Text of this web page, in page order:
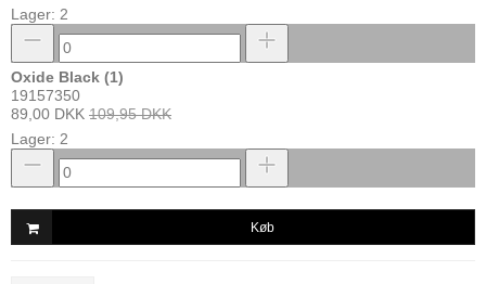
Lager: 2
Oxide Black (1)
19157350
89,00 DKK 109,95 DKK
Lager: 2
Køb